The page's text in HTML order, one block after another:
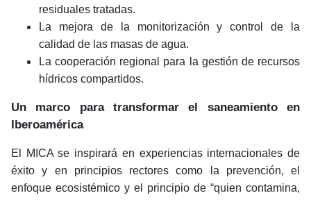
residuales tratadas.
La mejora de la monitorización y control de la
calidad de las masas de agua.
La cooperación regional para la gestión de recursos
hídricos compartidos.
Un marco para transformar el saneamiento en
Iberoamérica
El MICA se inspirará en experiencias internacionales de
éxito y en principios rectores como la prevención, el
enfoque ecosistémico y el principio de “quien contamina,